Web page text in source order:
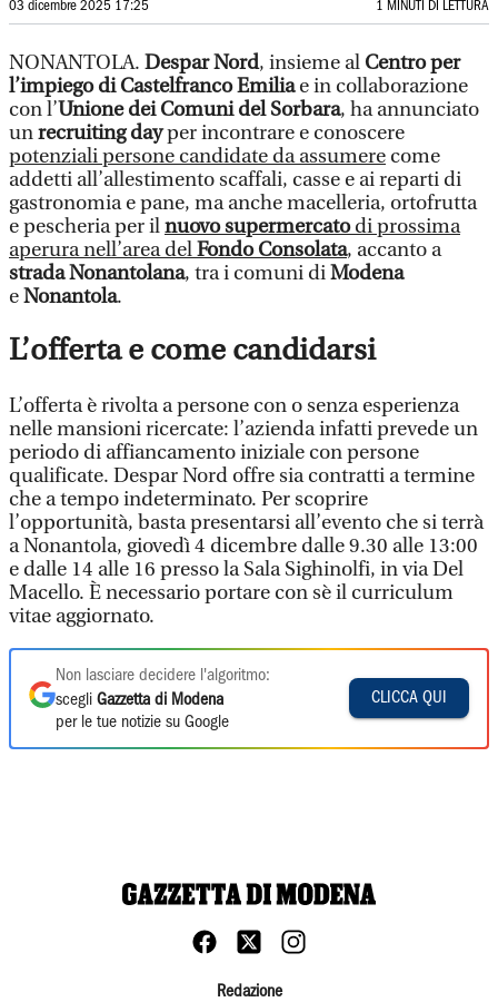
03 dicembre 2025 17:25 1 MINUTI DI LETTURA
NONANTOLA. Despar Nord, insieme al Centro per
l’impiego di Castelfranco Emiliae in collaborazione
con l’Unione dei Comuni del Sorbara, ha annunciato
unrecruiting dayper incontrare e conoscere
potenziali persone candidate da assumere come
addetti all’allestimento scaffali, casse e ai reparti di
gastronomia e pane, ma anche macelleria, ortofrutta
e pescheria per ilnuovo supermercatodi prossima
aperura nell’area delFondo Consolata, accanto a
strada Nonantolana, tra i comuni diModena
eNonantola.
L’offerta e come candidarsi
L’offerta è rivolta a persone con o senza esperienza
nelle mansioni ricercate: l’azienda infatti prevede un
periodo di affiancamento iniziale con persone
qualificate. Despar Nord offre sia contratti a termine
che a tempo indeterminato. Per scoprire
l’opportunità, basta presentarsi all’evento che si terrà
a Nonantola, giovedì 4 dicembre dalle 9.30 alle 13:00
e dalle 14 alle 16 presso la Sala Sighinolfi, in via Del
Macello. È necessario portare con sè il curriculum
vitae aggiornato.
Non lasciare decidere l'algoritmo:
scegli Gazzetta di Modena
per le tue notizie su Google
CLICCA QUI
Redazione